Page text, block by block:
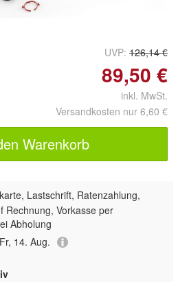
UVP: 126,14 €
89,50 €
inkl. MwSt.
Versandkosten nur 6,60 €
Warenkorb
Lastschrift, Ratenzahlung,
Rechnung, Vorkasse per
Abholung
14. Aug.